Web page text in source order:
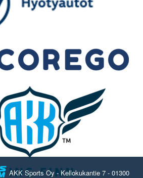
AKK Sports Oy - Kellokukantie 7 - 01300